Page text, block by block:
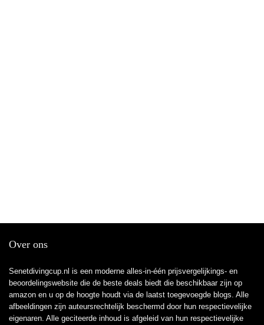
Over ons
Senetdivingcup.nl is een moderne alles-in-één prijsvergelijkings- en
beoordelingswebsite die de beste deals biedt die beschikbaar zijn op
amazon en u op de hoogte houdt via de laatst toegevoegde blogs. Alle
afbeeldingen zijn auteursrechtelijk beschermd door hun respectievelijke
eigenaren. Alle geciteerde inhoud is afgeleid van hun respectievelijke